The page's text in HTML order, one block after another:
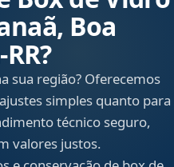
Boa
sua região? Oferecemos
simples quanto para
técnico seguro,
valores justos.